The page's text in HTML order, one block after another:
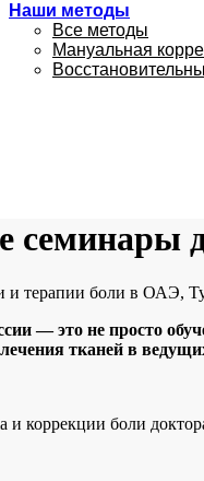
Наши методы
Все методы
Мануальная
семинары
и терапии боли в ОАЭ,
— это не просто
тканей в